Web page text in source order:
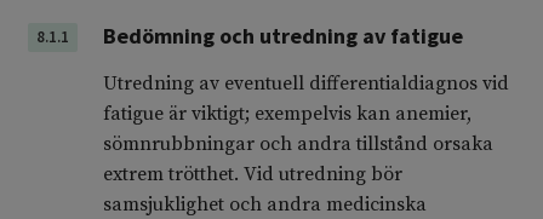
8.1.1 Bedömning och utredning av fatigue
Utredning av eventuell differentialdiagnos vid
fatigue är viktigt; exempelvis kan anemier,
sömnrubbningar och andra tillstånd orsaka
extrem trötthet. Vid utredning bör
samsjuklighet och andra medicinska